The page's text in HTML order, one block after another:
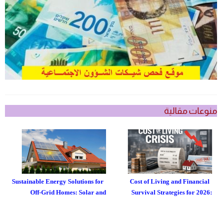
منوعات مقالية
Sustainable Energy Solutions for
Off-Grid Homes: Solar and
Cost of Living and Financial
Survival Strategies for 2026: